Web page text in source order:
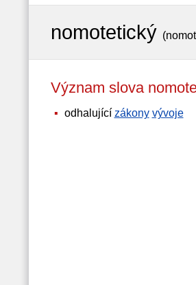
nomotetický
Význam slova
odhalující zákony vývoje